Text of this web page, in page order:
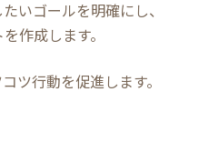
いゴールを明確にし、
作成します。
ツ行動を促進します。